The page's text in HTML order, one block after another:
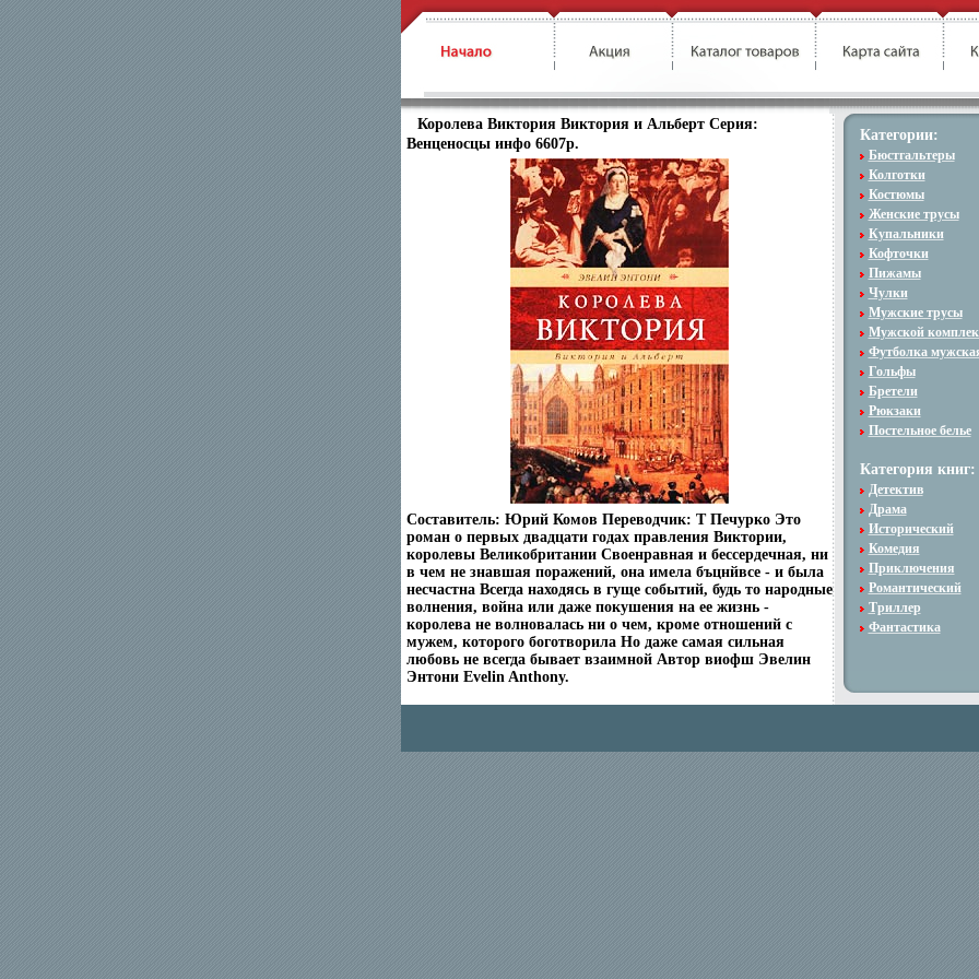
Королева Виктория Виктория и Альберт Серия:
Венценосцы инфо 6607p.
Составитель: Юрий Комов Переводчик: Т Печурко Это
роман о первых двадцати годах правления Виктории,
королевы Великобритании Своенравная и бессердечная, ни
в чем не знавшая поражений, она имела бъцнйвсе - и была
несчастна Всегда находясь в гуще событий, будь то народные
волнения, война или даже покушения на ее жизнь -
королева не волновалась ни о чем, кроме отношений с
мужем, которого боготворила Но даже самая сильная
любовь не всегда бывает взаимной Автор виофш Эвелин
Энтони Evelin Anthony.
Категории:
Бюстгальтеры
Колготки
Костюмы
Женские трусы
Купальники
Кофточки
Пижамы
Чулки
Мужские трусы
Мужской
Футболка
Гольфы
Бретели
Рюкзаки
Постельное белье
Категория книг:
Детектив
Драма
Исторический
Комедия
Приключения
Романтический
Триллер
Фантастика